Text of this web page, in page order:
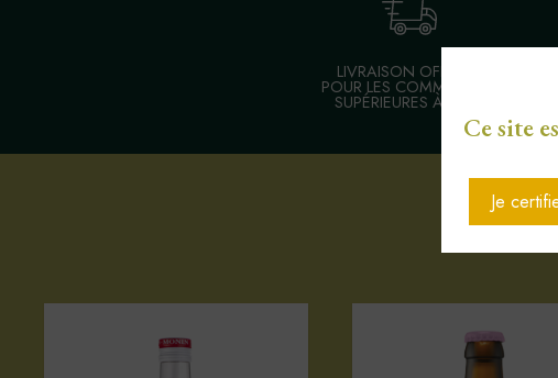
LIVRAISON OFFERTE
POUR LES COMMANDES
SUPÉRIEURES À 30 €
Ce site
Je